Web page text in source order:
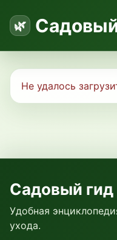
Не удалось
Садовый гид
Удобная
ухода.